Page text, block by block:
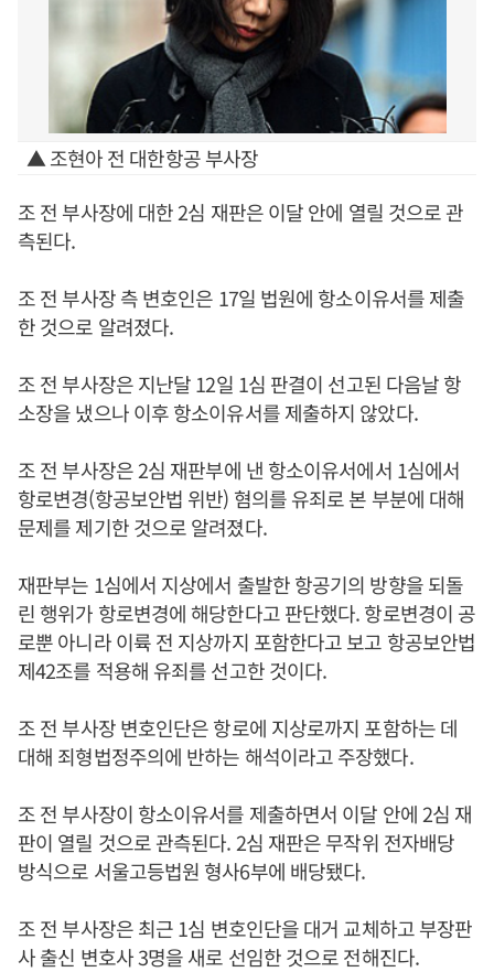
▲ 조현아 전 대한항공 부사장
조 전 부사장에 대한 2심 재판은 이달 안에 열릴 것으로 관
측된다.
조 전 부사장 측 변호인은 17일 법원에 항소이유서를 제출
한 것으로 알려졌다.
조 전 부사장은 지난달 12일 1심 판결이 선고된 다음날 항
소장을 냈으나 이후 항소이유서를 제출하지 않았다.
조 전 부사장은 2심 재판부에 낸 항소이유서에서 1심에서
항로변경(항공보안법 위반) 혐의를 유죄로 본 부분에 대해
문제를 제기한 것으로 알려졌다.
재판부는 1심에서 지상에서 출발한 항공기의 방향을 되돌
린 행위가 항로변경에 해당한다고 판단했다. 항로변경이 공
로뿐 아니라 이륙 전 지상까지 포함한다고 보고 항공보안법
제42조를 적용해 유죄를 선고한 것이다.
조 전 부사장 변호인단은 항로에 지상로까지 포함하는 데
대해 죄형법정주의에 반하는 해석이라고 주장했다.
조 전 부사장이 항소이유서를 제출하면서 이달 안에 2심 재
판이 열릴 것으로 관측된다. 2심 재판은 무작위 전자배당
방식으로 서울고등법원 형사6부에 배당됐다.
조 전 부사장은 최근 1심 변호인단을 대거 교체하고 부장판
사 출신 변호사 3명을 새로 선임한 것으로 전해진다.